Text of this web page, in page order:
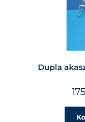
Dupla
175